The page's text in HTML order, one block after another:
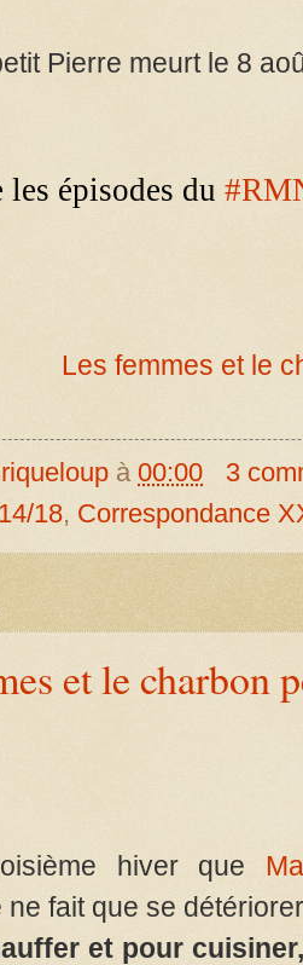
Pierre meurt le 8
épisodes du
Les femmes et le
à 00:00
3
18, Correspondance
et le charbon
hiver que
ne fait que se
et pour